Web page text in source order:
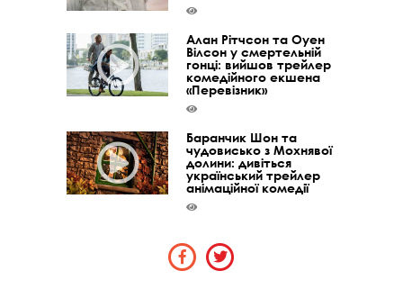
Алан Рітчсон та Оуен
Вілсон у смертельній
гонці: вийшов трейлер
комедійного екшена
«Перевізник»
Баранчик Шон та
чудовисько з Мохнявої
долини: дивіться
український трейлер
анімаційної комедії